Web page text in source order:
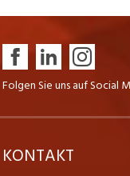
Folgen Sie uns auf Social
KONTAKT